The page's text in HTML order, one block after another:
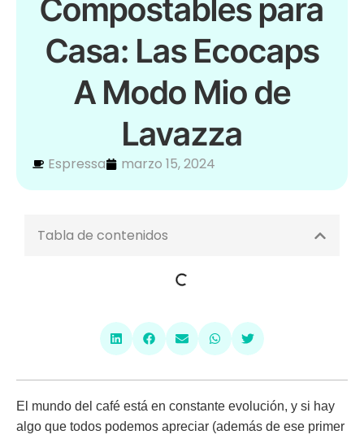
Compostables para
Casa: Las Ecocaps
A Modo Mio de
Lavazza
Espressa marzo 15, 2024
Tabla de contenidos
El mundo del café está en constante evolución, y si hay
algo que todos podemos apreciar (además de ese primer